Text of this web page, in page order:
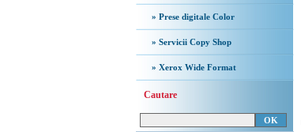
» Prese digitale Color
» Servicii Copy Shop
» Xerox Wide Format
Cautare